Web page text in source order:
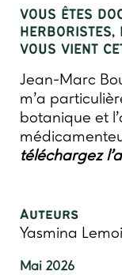
VOUS ÊTES
HERBORISTES,
VOUS VIENT
Jean-Marc
m’a
botanique et
téléchargez
Auteurs
Yasmina
Mai 2026